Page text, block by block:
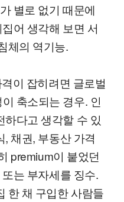
별로 없기 때문에
어 생각해 보면 서
체의 역기능.
이 잡히려면 글로벌
축소되는 경우. 인
다고 생각할 수 있
채권, 부동산 가격
premium이 붙었던
는 부자세를 징수.
한 채 구입한 사람들